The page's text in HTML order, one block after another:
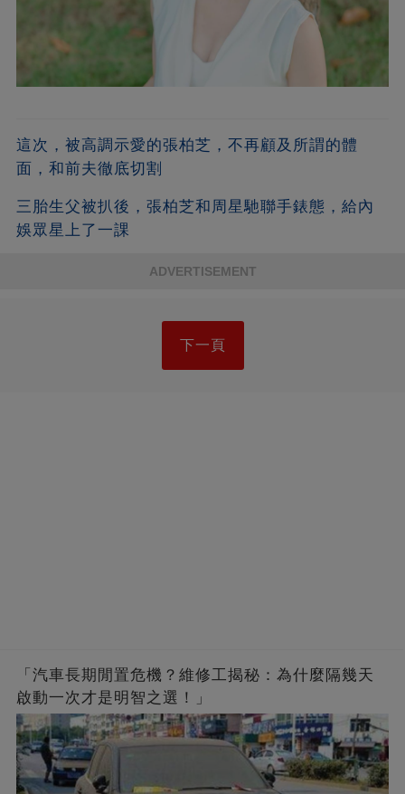
這次，被高調示愛的張柏芝，不再顧及所謂的體
面，和前夫徹底切割
三胎生父被扒後，張柏芝和周星馳聯手錶態，給內
娛眾星上了一課
ADVERTISEMENT
下一頁
「汽車長期閒置危機？維修工揭秘：為什麼隔幾天
啟動一次才是明智之選！」